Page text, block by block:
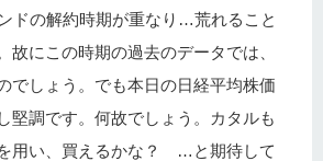
ドの解約時期が重なり…荒れること
故にこの時期の過去のデータでは、
でしょう。でも本日の日経平均株価
堅調です。何故でしょう。カタルも
用い、買えるかな？ …と期待して